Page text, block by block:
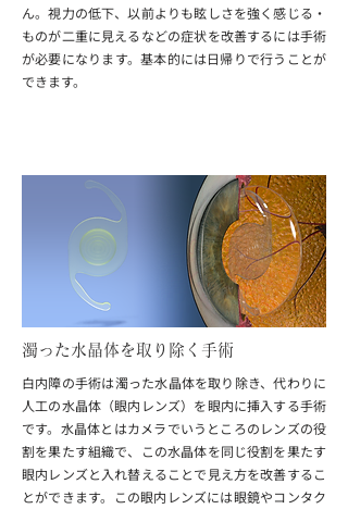
ん。視力の低下、以前よりも眩しさを強く感じる・
ものが二重に見えるなどの症状を改善するには手術
が必要になります。基本的には日帰りで行うことが
できます。
濁った水晶体を取り除く手術
白内障の手術は濁った水晶体を取り除き、代わりに
人工の水晶体（眼内レンズ）を眼内に挿入する手術
です。水晶体とはカメラでいうところのレンズの役
割を果たす組織で、この水晶体を同じ役割を果たす
眼内レンズと入れ替えることで見え方を改善するこ
とができます。この眼内レンズには眼鏡やコンタク